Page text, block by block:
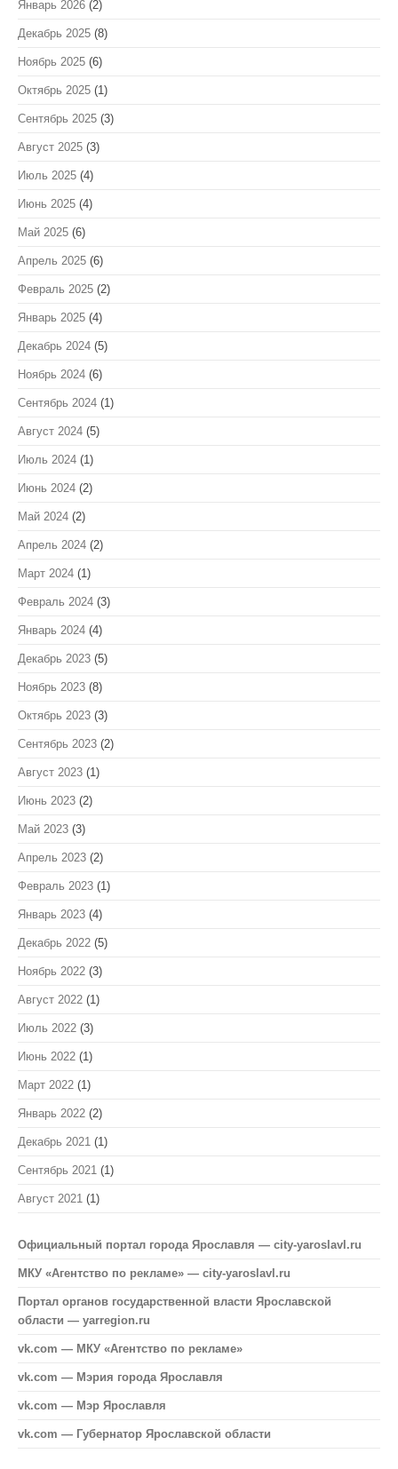
Январь 2026 (2)
Декабрь 2025 (8)
Ноябрь 2025 (6)
Октябрь 2025 (1)
Сентябрь 2025 (3)
Август 2025 (3)
Июль 2025 (4)
Июнь 2025 (4)
Май 2025 (6)
Апрель 2025 (6)
Февраль 2025 (2)
Январь 2025 (4)
Декабрь 2024 (5)
Ноябрь 2024 (6)
Сентябрь 2024 (1)
Август 2024 (5)
Июль 2024 (1)
Июнь 2024 (2)
Май 2024 (2)
Апрель 2024 (2)
Март 2024 (1)
Февраль 2024 (3)
Январь 2024 (4)
Декабрь 2023 (5)
Ноябрь 2023 (8)
Октябрь 2023 (3)
Сентябрь 2023 (2)
Август 2023 (1)
Июнь 2023 (2)
Май 2023 (3)
Апрель 2023 (2)
Февраль 2023 (1)
Январь 2023 (4)
Декабрь 2022 (5)
Ноябрь 2022 (3)
Август 2022 (1)
Июль 2022 (3)
Июнь 2022 (1)
Март 2022 (1)
Январь 2022 (2)
Декабрь 2021 (1)
Сентябрь 2021 (1)
Август 2021 (1)
Официальный портал города Ярославля — city-yaroslavl.ru
МКУ «Агентство по рекламе» — city-yaroslavl.ru
Портал органов государственной власти Ярославской
области — yarregion.ru
vk.com — МКУ «Агентство по рекламе»
vk.com — Мэрия города Ярославля
vk.com — Мэр Ярославля
vk.com — Губернатор Ярославской области